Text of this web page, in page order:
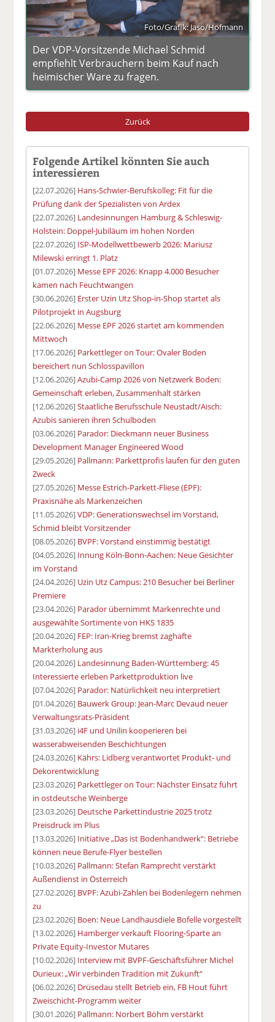
Foto/Grafik: Jaso/Hofmann
Der VDP-Vorsitzende Michael Schmid
empfiehlt Verbrauchern beim Kauf nach
heimischer Ware zu fragen.
Zurück
Folgende Artikel könnten Sie auch
interessieren
[22.07.2026] Hans-Schwier-Berufskolleg: Fit für die
Prüfung dank der Spezialisten von Ardex
[22.07.2026] Landesinnungen Hamburg & Schleswig-
Holstein: Doppel-Jubiläum im hohen Norden
[22.07.2026] ISP-Modellwettbewerb 2026: Mariusz
Milewski erringt 1. Platz
[01.07.2026] Messe EPF 2026: Knapp 4.000 Besucher
kamen nach Feuchtwangen
[30.06.2026] Erster Uzin Utz Shop-in-Shop startet als
Pilotprojekt in Augsburg
[22.06.2026] Messe EPF 2026 startet am kommenden
Mittwoch
[17.06.2026] Parkettleger on Tour: Ovaler Boden
bereichert nun Schlosspavillon
[12.06.2026]Azubi-Camp 2026 von Netzwerk Boden:
Gemeinschaft erleben, Zusammenhalt stärken
[12.06.2026]Staatliche Berufsschule Neustadt/Aisch:
Azubis sanieren ihren Schulboden
[03.06.2026] Parador: Dieckmann neuer Business
Development Manager Engineered Wood
[29.05.2026] Pallmann: Parkettprofis laufen für den guten
Zweck
[27.05.2026] Messe Estrich-Parkett-Fliese (EPF):
Praxisnähe als Markenzeichen
[11.05.2026]VDP: Generationswechsel im Vorstand,
Schmid bleibt Vorsitzender
[08.05.2026] BVPF: Vorstand einstimmig bestätigt
[04.05.2026] Innung Köln-Bonn-Aachen: Neue Gesichter
im Vorstand
[24.04.2026] Uzin Utz Campus: 210 Besucher bei Berliner
Premiere
[23.04.2026] Parador übernimmt Markenrechte und
ausgewählte Sortimente von HKS 1835
[20.04.2026] FEP: Iran-Krieg bremst zaghafte
Markterholung aus
[20.04.2026] Landesinnung Baden-Württemberg: 45
Interessierte erleben Parkettproduktion live
[07.04.2026] Parador: Natürlichkeit neu interpretiert
[01.04.2026] Bauwerk Group: Jean-Marc Devaud neuer
Verwaltungsrats-Präsident
[31.03.2026] i4F und Unilin kooperieren bei
wasserabweisenden Beschichtungen
[24.03.2026] Kährs: Lidberg verantwortet Produkt- und
Dekorentwicklung
[23.03.2026] Parkettleger on Tour: Nächster Einsatz führt
in ostdeutsche Weinberge
[23.03.2026] Deutsche Parkettindustrie 2025 trotz
Preisdruck im Plus
[13.03.2026] Initiative „Das ist Bodenhandwerk“: Betriebe
können neue Berufe-Flyer bestellen
[10.03.2026] Pallmann: Stefan Ramprecht verstärkt
Außendienst in Österreich
[27.02.2026] BVPF: Azubi-Zahlen bei Bodenlegern nehmen
zu
[23.02.2026] Boen: Neue Landhausdiele Bofelle vorgestellt
[13.02.2026] Hamberger verkauft Flooring-Sparte an
Private Equity-Investor Mutares
[10.02.2026] Interview mit BVPF-Geschäftsführer Michel
Durieux: „Wir verbinden Tradition mit Zukunft“
[06.02.2026] Drüsedau stellt Betrieb ein, FB Hout führt
Zweischicht-Programm weiter
[30.01.2026] Pallmann: Norbert Böhm verstärkt